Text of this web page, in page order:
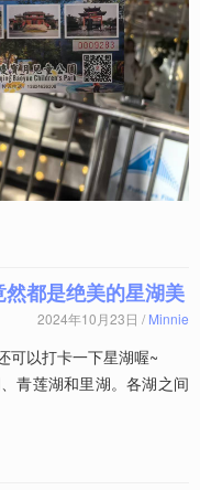
都是绝美的星湖美
2024年10月23日 / Minnie
可以打卡一下星湖喔~
青莲湖和里湖。各湖之间